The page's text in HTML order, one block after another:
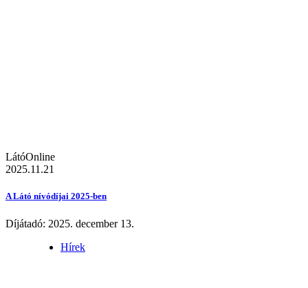
LátóOnline
2025.11.21
A Látó nívódíjai 2025-ben
Díjátadó: 2025. december 13.
Hírek